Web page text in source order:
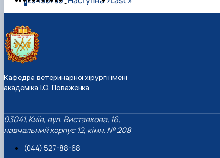
Кафедра ветеринарної хірургії імені
академіка І.О. Поваженка
03041, Київ, вул. Виставкова, 16,
навчальний корпус 12, кімн. № 208
(044) 527-88-68